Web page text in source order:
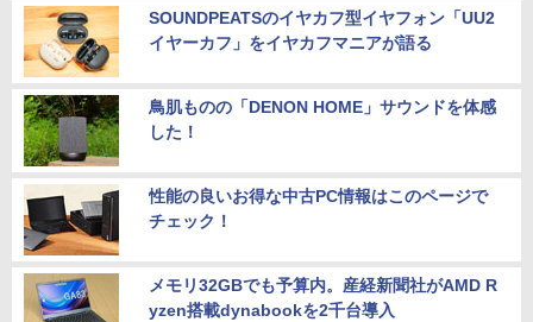
SOUNDPEATSのイヤカフ型イヤフォン「UU2
イヤーカフ」をイヤカフマニアが語る
鳥肌ものの「DENON HOME」サウンドを体感
した！
性能の良いお得な中古PC情報はこのページで
チェック！
メモリ32GBでも予算内。産経新聞社がAMD R
yzen搭載dynabookを2千台導入